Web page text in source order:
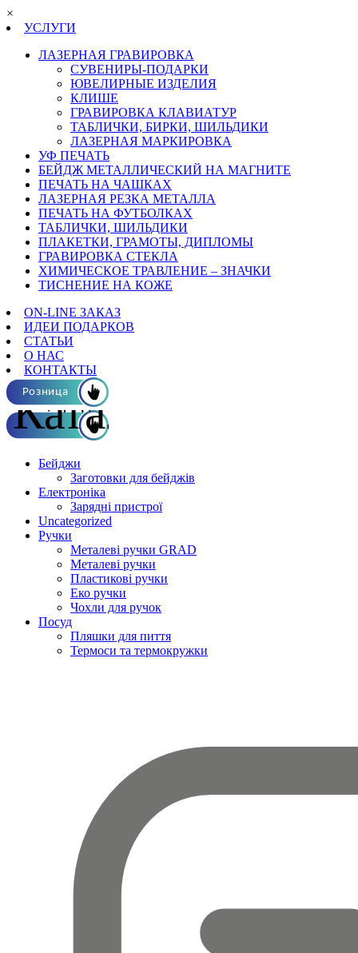
×
УСЛУГИ
ЛАЗЕРНАЯ ГРАВИРОВКА
СУВЕНИРЫ-ПОДАРКИ
ЮВЕЛИРНЫЕ ИЗДЕЛИЯ
КЛИШЕ
ГРАВИРОВКА КЛАВИАТУР
ТАБЛИЧКИ, БИРКИ, ШИЛЬДИКИ
ЛАЗЕРНАЯ МАРКИРОВКА
УФ ПЕЧАТЬ
БЕЙДЖ МЕТАЛЛИЧЕСКИЙ НА МАГНИТЕ
ПЕЧАТЬ НА ЧАШКАХ
ЛАЗЕРНАЯ РЕЗКА МЕТАЛЛА
ПЕЧАТЬ НА ФУТБОЛКАХ
ТАБЛИЧКИ, ШИЛЬДИКИ
ПЛАКЕТКИ, ГРАМОТЫ, ДИПЛОМЫ
ГРАВИРОВКА СТЕКЛА
ХИМИЧЕСКОЕ ТРАВЛЕНИЕ – ЗНАЧКИ
ТИСНЕНИЕ НА КОЖЕ
ON-LINE ЗАКАЗ
ИДЕИ ПОДАРКОВ
СТАТЬИ
О НАС
КОНТАКТЫ
Розница
Каталог ОПТ
Бейджи
Заготовки для бейджів
Електроніка
Зарядні пристрої
Uncategorized
Ручки
Металеві ручки GRAD
Металеві ручки
Пластикові ручки
Еко ручки
Чохли для ручок
Посуд
Пляшки для пиття
Термоси та термокружки